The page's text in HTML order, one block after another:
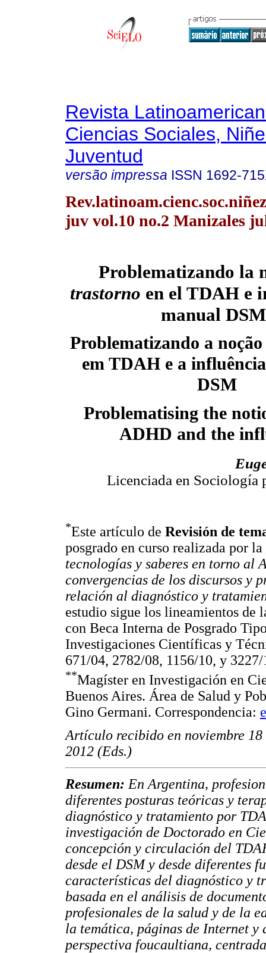
Revista
Ciencias Sociales,
Juventud
versão impressa ISSN 1692-
Rev.latinoam.cienc.soc.niñez
juv vol.10 no.2 Manizales
Problematizando la
trastorno en el TDAH e
manual DSM
Problematizando a
em TDAH e a
DSM
Problematising the
ADHD and the
Licenciada en Sociología
*Este artículo de Revisión de
posgrado en curso realizada por
tecnologías y saberes en torno al
convergencias de los discursos y
relación al diagnóstico y
estudio sigue los lineamientos
con Beca Interna de Posgrado
Investigaciones Científicas y
671/04, 2782/08, 1156/10, y 3227/
**Magíster en Investigación en
Buenos Aires. Área de Salud y
Gino Germani. Correspondencia:
Artículo recibido en noviembre
2012 (Eds.)
Resumen: En Argentina,
diferentes posturas teóricas y
diagnóstico y tratamiento por
investigación de Doctorado en
concepción y circulación del
desde el DSM y desde diferentes
características del diagnóstico y
basada en el análisis de
profesionales de la salud y de la
la temática, páginas de Internet
perspectiva foucaultiana,